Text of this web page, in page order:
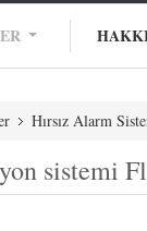
Hırsız Alarm
sistemi